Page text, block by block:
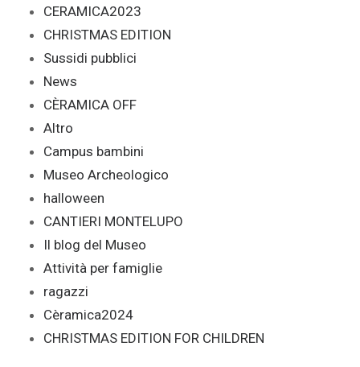
CERAMICA2023
CHRISTMAS EDITION
Sussidi pubblici
News
CÈRAMICA OFF
Altro
Campus bambini
Museo Archeologico
halloween
CANTIERI MONTELUPO
Il blog del Museo
Attività per famiglie
ragazzi
Cèramica2024
CHRISTMAS EDITION FOR CHILDREN